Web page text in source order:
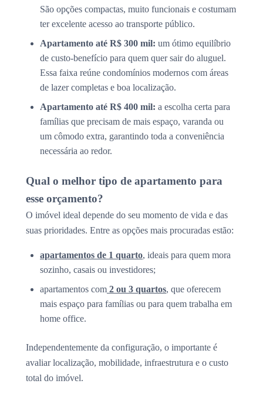
São opções compactas, muito funcionais e costumam
ter excelente acesso ao transporte público.
Apartamento até R$ 300 mil: um ótimo equilíbrio
de custo-benefício para quem quer sair do aluguel.
Essa faixa reúne condomínios modernos com áreas
de lazer completas e boa localização.
Apartamento até R$ 400 mil: a escolha certa para
famílias que precisam de mais espaço, varanda ou
um cômodo extra, garantindo toda a conveniência
necessária ao redor.
Qual o melhor tipo de apartamento para
esse orçamento?
O imóvel ideal depende do seu momento de vida e das
suas prioridades. Entre as opções mais procuradas estão:
apartamentos de 1 quarto, ideais para quem mora
sozinho, casais ou investidores;
apartamentos com 2 ou 3 quartos, que oferecem
mais espaço para famílias ou para quem trabalha em
home office.
Independentemente da configuração, o importante é
avaliar localização, mobilidade, infraestrutura e o custo
total do imóvel.